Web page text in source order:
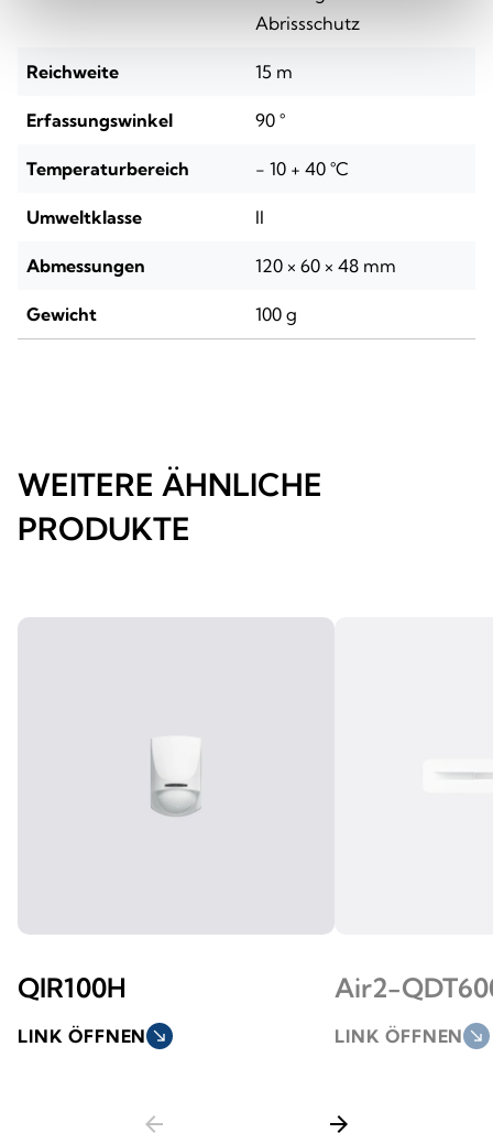
Abrissschutz
Reichweite 15 m
Erfassungswinkel 90 °
Temperaturbereich - 10 + 40 °C
Umweltklasse II
Abmessungen 120 × 60 × 48 mm
Gewicht 100 g
WEITERE ÄHNLICHE
PRODUKTE
QIR100H
LINK ÖFFNEN south_east
Air2-
LINK ÖFFNEN south_east
arrow_back arrow_forward